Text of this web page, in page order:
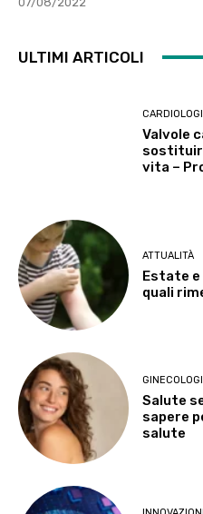
ULTIMI ARTICOLI
Valvole
vita –
ATTUALITÀ
Estate e
quali
Salute
sapere
salute